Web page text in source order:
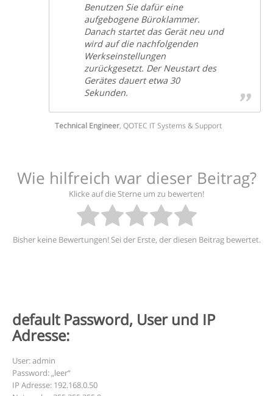
Benutzen Sie dafür eine
aufgebogene Büroklammer.
Danach startet das Gerät neu und
wird auf die nachfolgenden
Werkseinstellungen
zurückgesetzt. Der Neustart des
Gerätes dauert etwa 30
Sekunden.
Technical Engineer, QOTEC IT Systems & Support
Wie hilfreich war dieser Beitrag?
Klicke auf die Sterne um zu bewerten!
Bisher keine Bewertungen! Sei der Erste, der diesen Beitrag bewertet.
default Password, User und IP
Adresse:
User: admin
Password: „leer“
IP Adresse: 192.168.0.50